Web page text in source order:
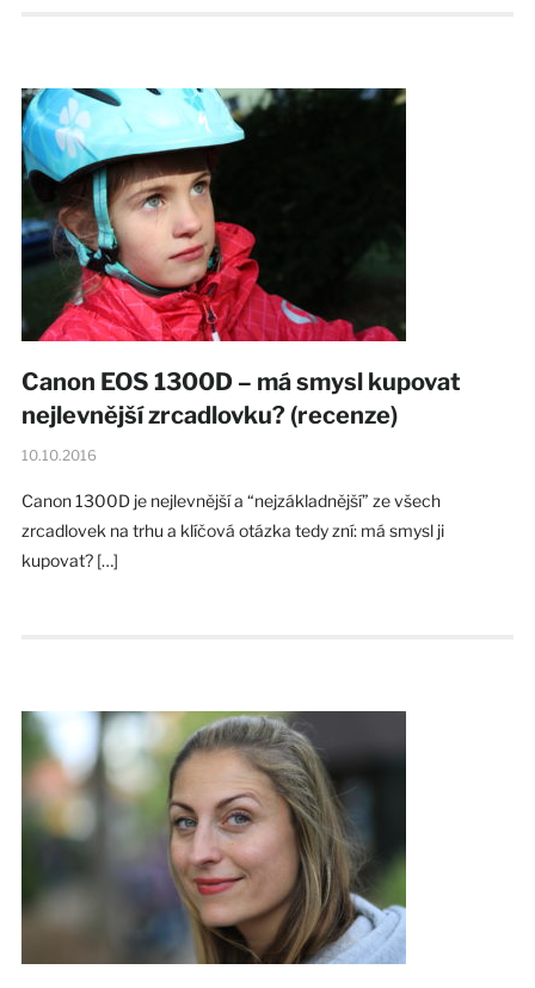
Canon EOS 1300D – má smysl kupovat
nejlevnější zrcadlovku? (recenze)
10.10.2016
Canon 1300D je nejlevnější a “nejzákladnější” ze všech
zrcadlovek na trhu a klíčová otázka tedy zní: má smysl ji
kupovat? […]